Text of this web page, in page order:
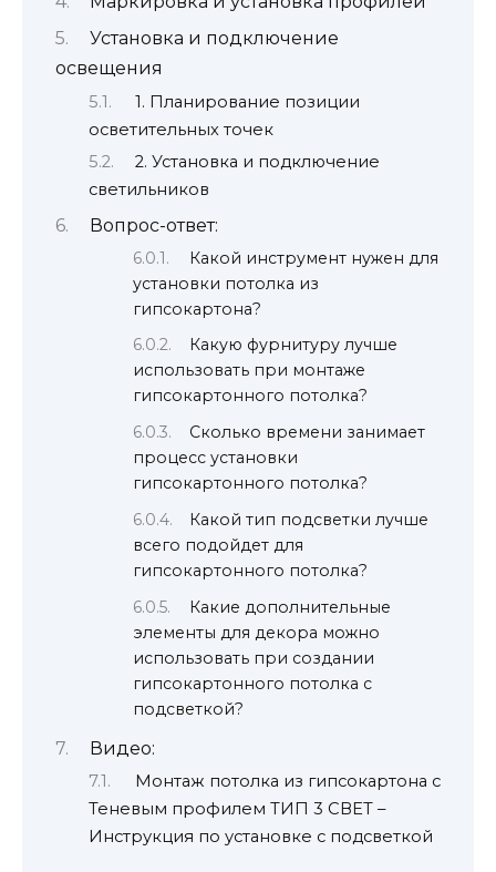
Установка и подключение
освещения
1. Планирование позиции
осветительных точек
2. Установка и подключение
светильников
Вопрос-ответ:
Какой инструмент нужен для
установки потолка из
гипсокартона?
Какую фурнитуру лучше
использовать при монтаже
гипсокартонного потолка?
Сколько времени занимает
процесс установки
гипсокартонного потолка?
Какой тип подсветки лучше
всего подойдет для
гипсокартонного потолка?
Какие дополнительные
элементы для декора можно
использовать при создании
гипсокартонного потолка с
подсветкой?
Видео:
Монтаж потолка из гипсокартона с
Теневым профилем ТИП 3 СВЕТ –
Инструкция по установке с подсветкой